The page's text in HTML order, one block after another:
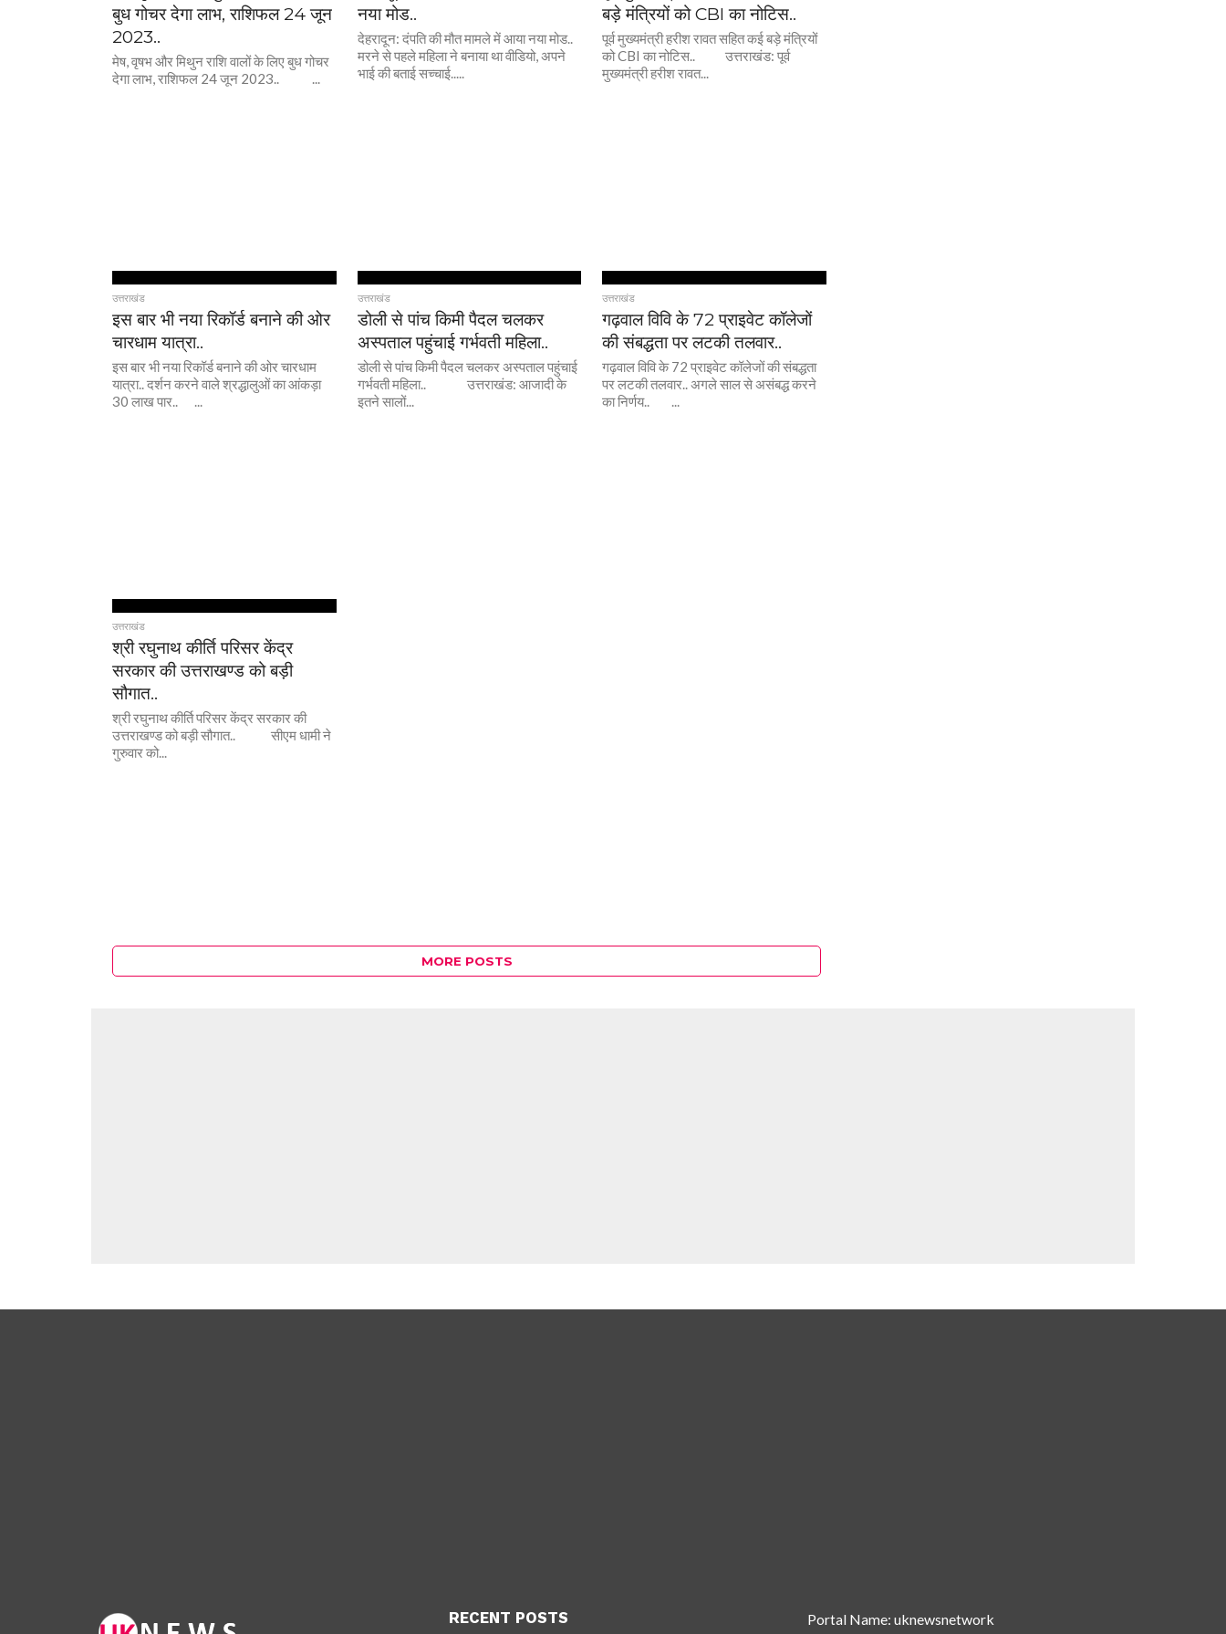
बुध गोचर देगा लाभ, राशिफल 24 जून
2023..
मेष, वृषभ और मिथुन राशि वालों के लिए बुध गोचर
देगा लाभ, राशिफल 24 जून 2023.. ...
नया मोड..
देहरादून: दंपति की मौत मामले में आया नया मोड..
मरने से पहले महिला ने बनाया था वीडियो, अपने
भाई की बताई सच्चाई.....
बड़े मंत्रियों को CBI का नोटिस..
पूर्व मुख्यमंत्री हरीश रावत सहित कई बड़े मंत्रियों
को CBI का नोटिस.. उत्तराखंड: पूर्व
मुख्यमंत्री हरीश रावत...
उत्तराखंड
इस बार भी नया रिकॉर्ड बनाने की ओर
चारधाम यात्रा..
इस बार भी नया रिकॉर्ड बनाने की ओर चारधाम
यात्रा.. दर्शन करने वाले श्रद्धालुओं का आंकड़ा
30 लाख पार.. ...
उत्तराखंड
डोली से पांच किमी पैदल चलकर
अस्पताल पहुंचाई गर्भवती महिला..
डोली से पांच किमी पैदल चलकर अस्पताल पहुंचाई
गर्भवती महिला.. उत्तराखंड: आजादी के
इतने सालों...
उत्तराखंड
गढ़वाल विवि के 72 प्राइवेट कॉलेजों
की संबद्धता पर लटकी तलवार..
गढ़वाल विवि के 72 प्राइवेट कॉलेजों की संबद्धता
पर लटकी तलवार.. अगले साल से असंबद्ध करने
का निर्णय.. ...
उत्तराखंड
श्री रघुनाथ कीर्ति परिसर केंद्र
सरकार की उत्तराखण्ड को बड़ी
सौगात..
श्री रघुनाथ कीर्ति परिसर केंद्र सरकार की
उत्तराखण्ड को बड़ी सौगात.. सीएम धामी ने
गुरुवार को...
MORE POSTS
RECENT POSTS Portal Name: uknewsnetwork